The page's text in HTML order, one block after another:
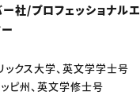
ー社/プロフェッショナルエ
ックス大学、英文学学士号
ピ州、英文学修士号